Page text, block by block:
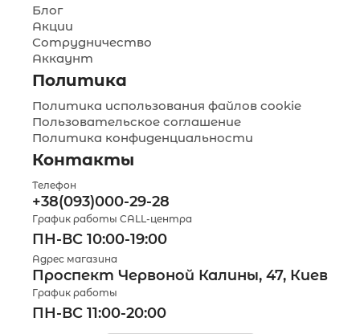
Блог
Акции
Сотрудничество
Аккаунт
Политика
Политика использования файлов cookie
Пользовательское соглашение
Политика конфиденциальности
Контакты
Телефон
+38(093)000-29-28
График работы CALL-центра
ПН-ВС 10:00-19:00
Адрес магазина
Проспект Червоной Калины, 47, Киев
График работы
ПН-ВС 11:00-20:00